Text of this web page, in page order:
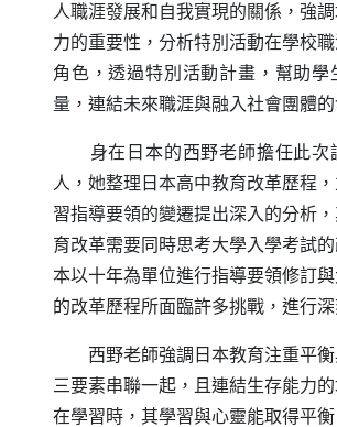
人職涯發展和自我實現的關係，強
力的重要性，分析特別活動在學校
角色，透過特別活動計畫，幫助學
量，連結未來職涯與融入社會團體的
身在日本的西野老師擔任此次
人，她整理日本高中教育改革歷程
習指導要領的變遷提出深入的分析
育改革需要同時思考大學入學考試
本以十年為單位進行指導要領修訂
的改革歷程所面臨許多挑戰，進行深
西野老師強調日本教育注重平衡
三要素串聯一起，且連結生存能力
在學習時，其學習與心靈能取得平